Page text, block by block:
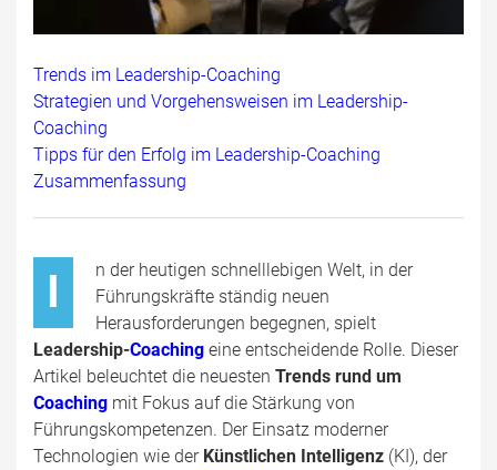
Trends im Leadership-Coaching
Strategien und Vorgehensweisen im Leadership-
Coaching
Tipps für den Erfolg im Leadership-Coaching
Zusammenfassung
I
n der heutigen schnelllebigen Welt, in der
Führungskräfte ständig neuen
Herausforderungen begegnen, spielt
Leadership-Coaching eine entscheidende Rolle. Dieser
Artikel beleuchtet die neuesten Trends rund um
Coaching mit Fokus auf die Stärkung von
Führungskompetenzen. Der Einsatz moderner
Technologien wie der Künstlichen Intelligenz (KI), der